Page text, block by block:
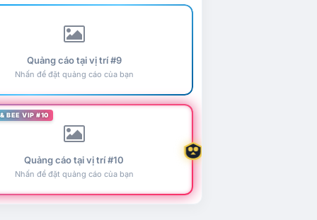
Quảng cáo tại vị trí #9
Nhấn để đặt quảng cáo của bạn
BEE VIP #10
Quảng cáo tại vị trí #10
Nhấn để đặt quảng cáo của bạn